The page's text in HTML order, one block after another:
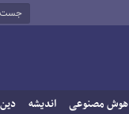
هوش مصنوعی اندیشه دین